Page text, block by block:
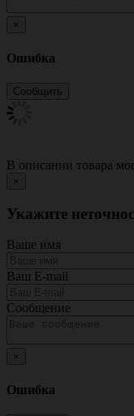
×
Ошибка
В описании товара
×
Укажите
Ваше имя
Ваш E-mail
Сообщение
×
Ошибка